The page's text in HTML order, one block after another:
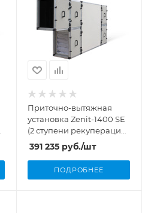
Приточно-вытяжная
установка Zenit-1400 SE
(2 ступени рекуперации,
1400 м³/ч, 5,66 кВт)
391 235 руб./шт
ПОДРОБНЕЕ